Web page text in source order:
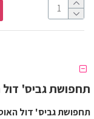
תחפושת גביס'
תחפושת גביס' דול